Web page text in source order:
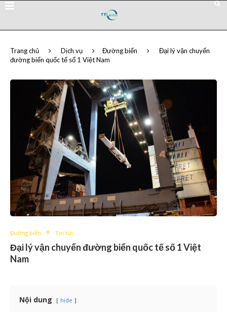
Trang chủ Dịch vụ Đường biển
Đại lý vận chuyển
đường biển quốc tế số 1 Việt Nam
Đường biển Tin tức
Đại lý vận chuyển đường biển quốc tế số 1 Việt
Nam
Nội dung hide